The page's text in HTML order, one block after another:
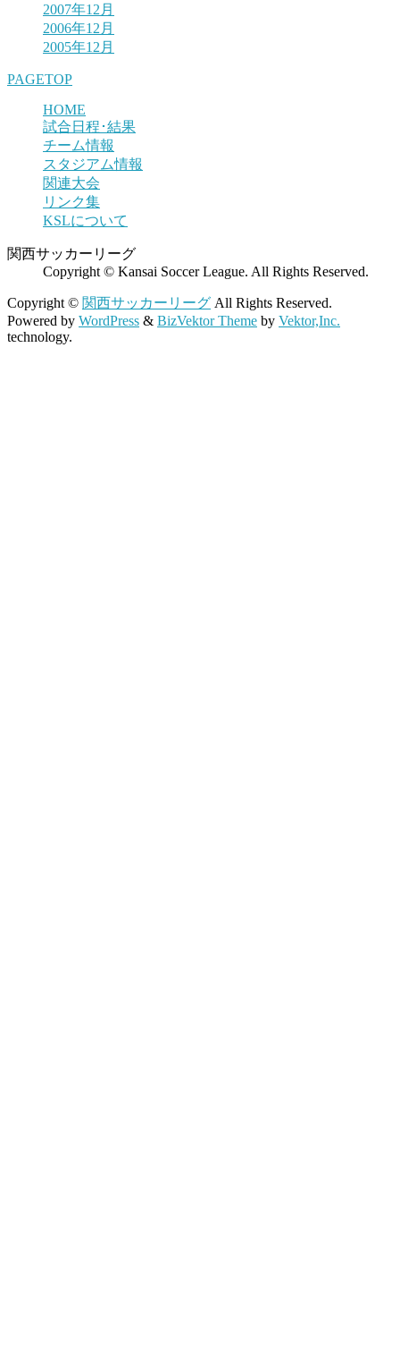
2007年12月
2006年12月
2005年12月
PAGETOP
HOME
試合日程･結果
チーム情報
スタジアム情報
関連大会
リンク集
KSLについて
関西サッカーリーグ
Copyright © Kansai Soccer League. All Rights Reserved.
Copyright © 関西サッカーリーグ All Rights Reserved.
Powered by WordPress & BizVektor Theme by Vektor,Inc.
technology.